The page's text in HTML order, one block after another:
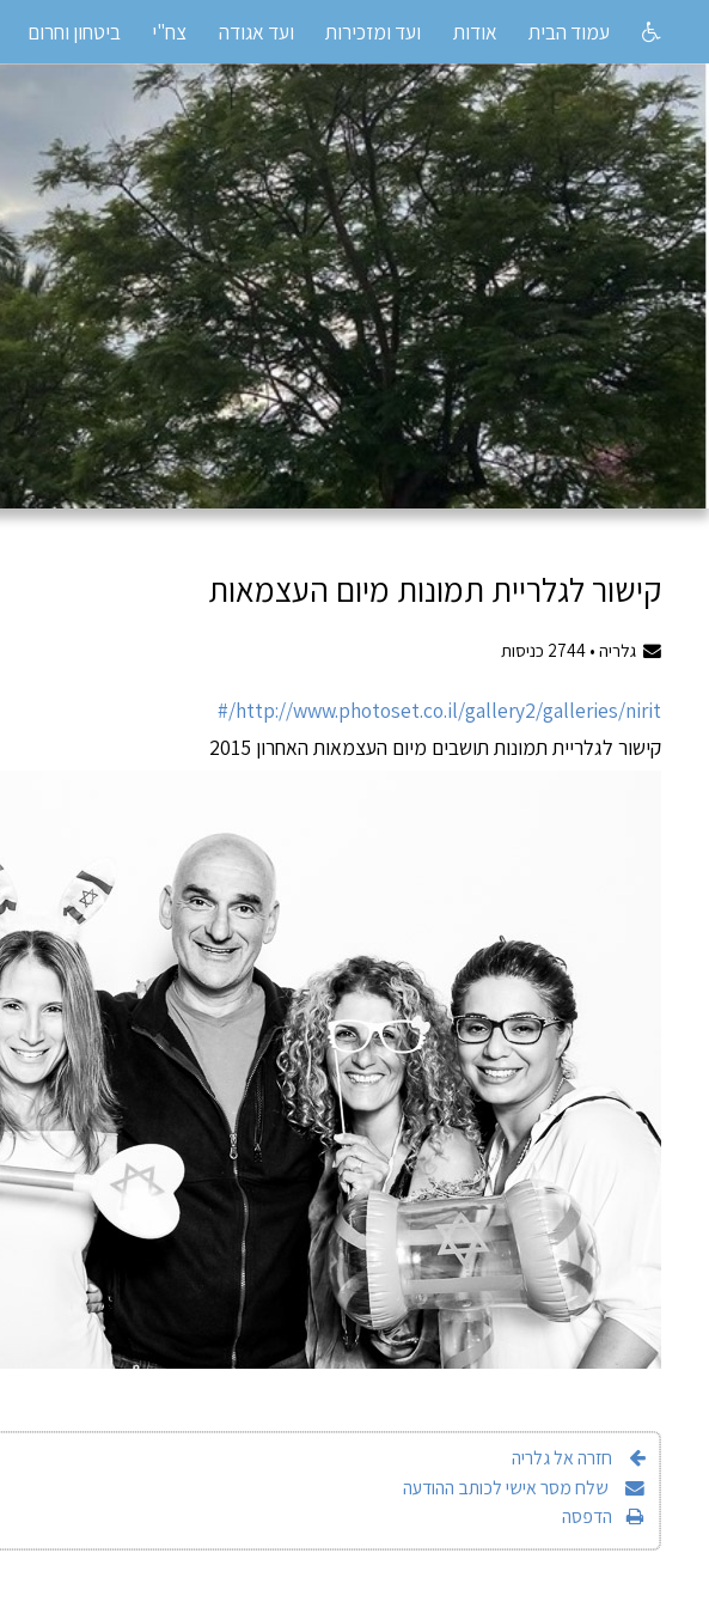
עמוד הבית אודות ועד ומזכירות ועד אגודה צח"י ביטחון וחרום
קישור לגלריית תמונות מיום העצמאות
גלריה •2744 כניסות
http://www.photoset.co.il/gallery2/galleries/nirit/#
קישור לגלריית תמונות תושבים מיום העצמאות האחרון 2015
חזרה אל גלריה
שלח מסר אישי לכותב ההודעה
הדפסה